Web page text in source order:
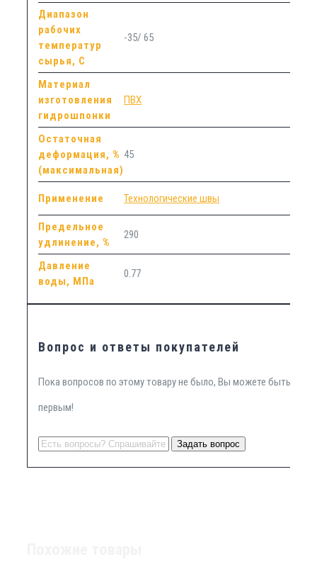
Диапазон
рабочих
температур
сырья, С
-35/ 65
Материал
изготовления
гидрошпонки
ПВХ
Остаточная
деформация, %
(максимальная)
45
Применение Технологические швы
Предельное
удлинение, %
290
Давление
воды, МПа
0.77
Вопрос и ответы покупателей
Пока вопросов по этому товару не было, Вы можете быть
первым!